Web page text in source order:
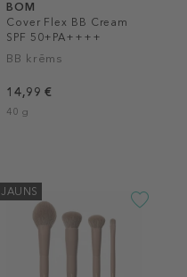
BOM
Cover Flex BB Cream
SPF 50+PA++++
BB krēms
14,99 €
40 g
JAUNS